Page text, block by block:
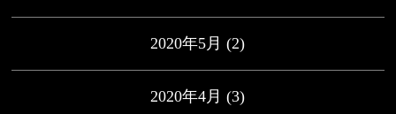
2020年5月 (2)
2020年4月 (3)